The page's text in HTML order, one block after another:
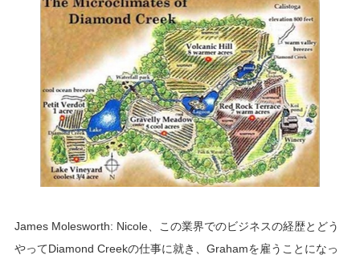
James Molesworth: Nicole、この業界でのビジネスの経歴とどう
やってDiamond Creekの仕事に就き、Grahamを雇うことになっ